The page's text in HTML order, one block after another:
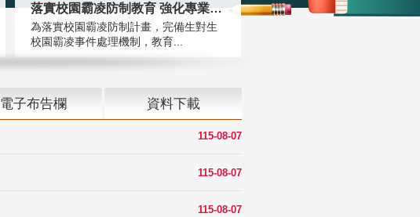
落實校園霸凌防制教育 強化專業知能
為落實校園霸凌防制計畫，完備生對生
校園霸凌事件處理機制，教育...
電子布告欄 資料下載
115-08-07
115-08-07
115-08-07